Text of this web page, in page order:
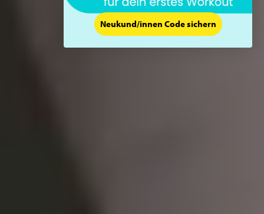
Neukund/innen Code sichern